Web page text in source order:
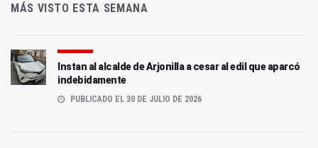
MÁS VISTO ESTA SEMANA
Instan al alcalde de Arjonilla a cesar al edil que aparcó
indebidamente
PUBLICADO EL 30 DE JULIO DE 2026